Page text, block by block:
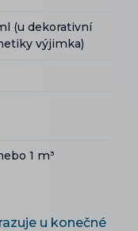
(u dekorativní
výjimka)
1 m³
u konečné